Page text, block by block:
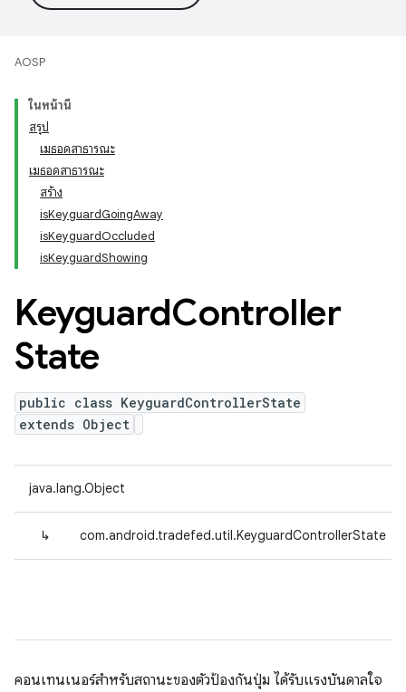
AOSP
ในหน้านี้
สรุป
เมธอดสาธารณะ
เมธอดสาธารณะ
สร้าง
isKeyguardGoingAway
isKeyguardOccluded
isKeyguardShowing
KeyguardController
State
public class KeyguardControllerState
extends Object
java.lang.Object
↳ com.android.tradefed.util.KeyguardControllerState
คอนเทนเนอร์สำหรับสถานะของตัวป้องกันปุ่ม ได้รับแรงบันดาลใจ